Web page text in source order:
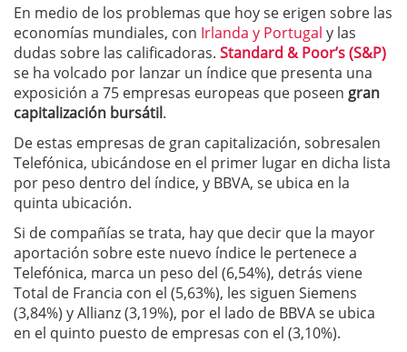
En medio de los problemas que hoy se erigen sobre las
economías mundiales, con Irlanda y Portugal y las
dudas sobre las calificadoras. Standard & Poor’s (S&P)
se ha volcado por lanzar un índice que presenta una
exposición a 75 empresas europeas que poseen gran
capitalización bursátil.
De estas empresas de gran capitalización, sobresalen
Telefónica, ubicándose en el primer lugar en dicha lista
por peso dentro del índice, y BBVA, se ubica en la
quinta ubicación.
Si de compañías se trata, hay que decir que la mayor
aportación sobre este nuevo índice le pertenece a
Telefónica, marca un peso del (6,54%), detrás viene
Total de Francia con el (5,63%), les siguen Siemens
(3,84%) y Allianz (3,19%), por el lado de BBVA se ubica
en el quinto puesto de empresas con el (3,10%).